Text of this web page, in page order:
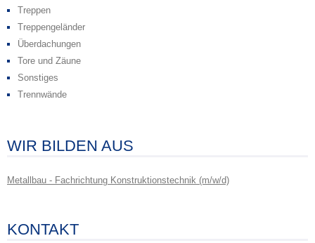
Treppen
Treppengeländer
Überdachungen
Tore und Zäune
Sonstiges
Trennwände
WIR BILDEN AUS
Metallbau - Fachrichtung Konstruktionstechnik (m/w/d)
KONTAKT